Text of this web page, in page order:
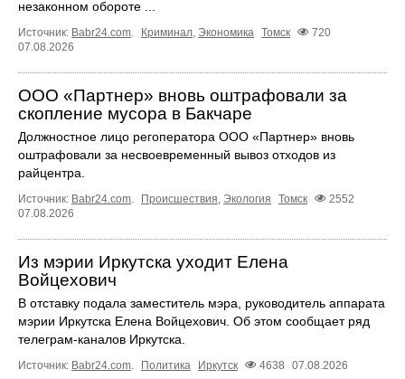
незаконном обороте ...
Источник: Babr24.com Криминал Экономика Томск
720
07.08.2026
ООО «Партнер» вновь оштрафовали за
скопление мусора в Бакчаре
Должностное лицо регоператора ООО «Партнер» вновь
оштрафовали за несвоевременный вывоз отходов из
райцентра.
Источник: Babr24.com. Происшествия, Экология Томск
2552
07.08.2026
Из мэрии Иркутска уходит Елена
Войцехович
В отставку подала заместитель мэра, руководитель аппарата
мэрии Иркутска Елена Войцехович. Об этом сообщает ряд
телеграм‑каналов Иркутска.
Источник: Babr24.com. Политика Иркутск 4638 07.08.2026